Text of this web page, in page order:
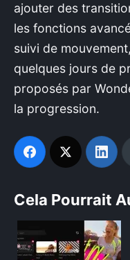
ajouter des
les fonctions
suivi de
quelques jours de
proposés par
la progression.
Cela Pourrait